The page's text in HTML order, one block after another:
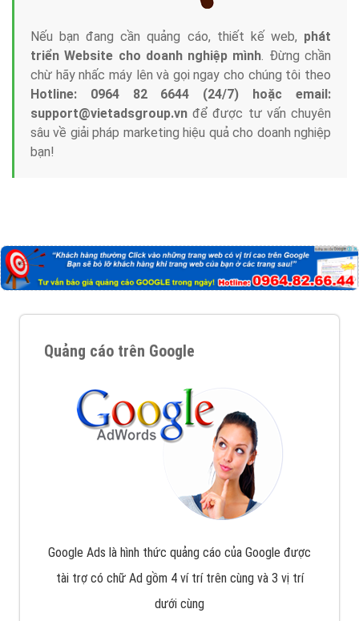
Nếu bạn đang cần quảng cáo, thiết kế web, phát
triển Website cho doanh nghiệp mình. Đừng chần
chừ hãy nhấc máy lên và gọi ngay cho chúng tôi theo
Hotline: 0964 82 6644 (24/7) hoặc email:
support@vietadsgroup.vn để được tư vấn chuyên
sâu về giải pháp marketing hiệu quả cho doanh nghiệp
bạn!
Quảng cáo trên Google
Google Ads là hình thức quảng cáo của Google được
tài trợ có chữ Ad gồm 4 ví trí trên cùng và 3 vị trí
dưới cùng